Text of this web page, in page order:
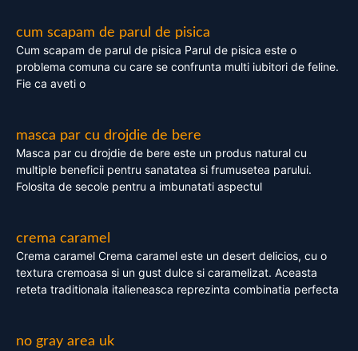
cum scapam de parul de pisica
Cum scapam de parul de pisica Parul de pisica este o
problema comuna cu care se confrunta multi iubitori de feline.
Fie ca aveti o
masca par cu drojdie de bere
Masca par cu drojdie de bere este un produs natural cu
multiple beneficii pentru sanatatea si frumusetea parului.
Folosita de secole pentru a imbunatati aspectul
crema caramel
Crema caramel Crema caramel este un desert delicios, cu o
textura cremoasa si un gust dulce si caramelizat. Aceasta
reteta traditionala italieneasca reprezinta combinatia perfecta
no gray area uk